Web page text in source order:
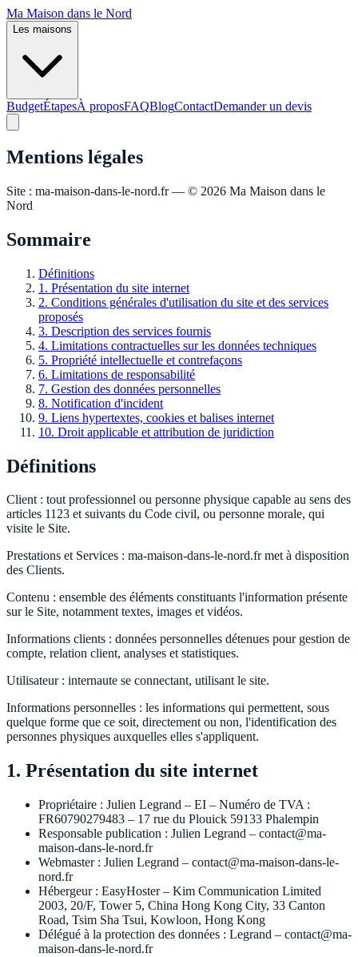
Ma Maison dans le Nord
Les maisons
BudgetÉtapesÀ proposFAQBlogContactDemander un devis
Mentions légales
Site : ma-maison-dans-le-nord.fr — © 2026 Ma Maison dans le
Nord
Sommaire
Définitions
1. Présentation du site internet
2. Conditions générales d'utilisation du site et des services
proposés
3. Description des services fournis
4. Limitations contractuelles sur les données techniques
5. Propriété intellectuelle et contrefaçons
6. Limitations de responsabilité
7. Gestion des données personnelles
8. Notification d'incident
9. Liens hypertextes, cookies et balises internet
10. Droit applicable et attribution de juridiction
Définitions
Client : tout professionnel ou personne physique capable au sens des
articles 1123 et suivants du Code civil, ou personne morale, qui
visite le Site.
Prestations et Services : ma-maison-dans-le-nord.fr met à disposition
des Clients.
Contenu : ensemble des éléments constituants l'information présente
sur le Site, notamment textes, images et vidéos.
Informations clients : données personnelles détenues pour gestion de
compte, relation client, analyses et statistiques.
Utilisateur : internaute se connectant, utilisant le site.
Informations personnelles : les informations qui permettent, sous
quelque forme que ce soit, directement ou non, l'identification des
personnes physiques auxquelles elles s'appliquent.
1. Présentation du site internet
Propriétaire : Julien Legrand – EI – Numéro de TVA :
FR60790279483 – 17 rue du Plouick 59133 Phalempin
Responsable publication : Julien Legrand – contact@ma-
maison-dans-le-nord.fr
Webmaster : Julien Legrand – contact@ma-maison-dans-le-
nord.fr
Hébergeur : EasyHoster – Kim Communication Limited
2003, 20/F, Tower 5, China Hong Kong City, 33 Canton
Road, Tsim Sha Tsui, Kowloon, Hong Kong
Délégué à la protection des données : Legrand – contact@ma-
maison-dans-le-nord.fr